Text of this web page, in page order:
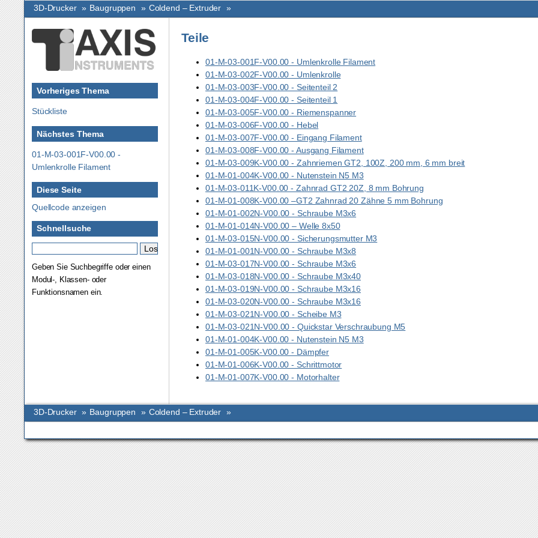
3D-Drucker » Baugruppen » Coldend – Extruder »
Vorheriges Thema
Stückliste
Nächstes Thema
01-M-03-001F-V00.00 -
Umlenkrolle Filament
Diese Seite
Quellcode anzeigen
Schnellsuche
Geben Sie Suchbegriffe oder einen
Modul-, Klassen- oder
Funktionsnamen ein.
Teile
01-M-03-001F-V00.00 - Umlenkrolle Filament
01-M-03-002F-V00.00 - Umlenkrolle
01-M-03-003F-V00.00 - Seitenteil 2
01-M-03-004F-V00.00 - Seitenteil 1
01-M-03-005F-V00.00 - Riemenspanner
01-M-03-006F-V00.00 - Hebel
01-M-03-007F-V00.00 - Eingang Filament
01-M-03-008F-V00.00 - Ausgang Filament
01-M-03-009K-V00.00 - Zahnriemen GT2, 100Z, 200 mm, 6 mm breit
01-M-01-004K-V00.00 - Nutenstein N5 M3
01-M-03-011K-V00.00 - Zahnrad GT2 20Z, 8 mm Bohrung
01-M-01-008K-V00.00 –GT2 Zahnrad 20 Zähne 5 mm Bohrung
01-M-01-002N-V00.00 - Schraube M3x6
01-M-01-014N-V00.00 – Welle 8x50
01-M-03-015N-V00.00 - Sicherungsmutter M3
01-M-01-001N-V00.00 - Schraube M3x8
01-M-03-017N-V00.00 - Schraube M3x6
01-M-03-018N-V00.00 - Schraube M3x40
01-M-03-019N-V00.00 - Schraube M3x16
01-M-03-020N-V00.00 - Schraube M3x16
01-M-03-021N-V00.00 - Scheibe M3
01-M-03-021N-V00.00 - Quickstar Verschraubung M5
01-M-01-004K-V00.00 - Nutenstein N5 M3
01-M-01-005K-V00.00 - Dämpfer
01-M-01-006K-V00.00 - Schrittmotor
01-M-01-007K-V00.00 - Motorhalter
3D-Drucker » Baugruppen » Coldend – Extruder »